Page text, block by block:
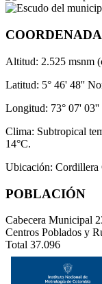
Altitud: 2.525 msnm
Latitud: 5° 46' 48''
Longitud: 73° 07' 03''
Clima: Subtropical
14°C.
Ubicación: Cordillera
POBLACIÓN
Cabecera Municipal
Centros Poblados y
Total 37.096